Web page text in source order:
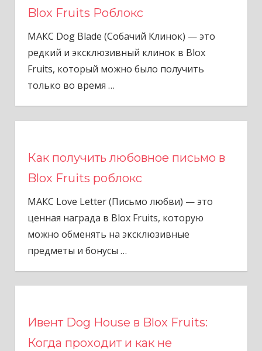
Blox Fruits Роблокс
МАКС Dog Blade (Собачий Клинок) — это
редкий и эксклюзивный клинок в Blox
Fruits, который можно было получить
только во время …
Как получить любовное письмо в
Blox Fruits роблокс
МАКС Love Letter (Письмо любви) — это
ценная награда в Blox Fruits, которую
можно обменять на эксклюзивные
предметы и бонусы …
Ивент Dog House в Blox Fruits:
Когда проходит и как не